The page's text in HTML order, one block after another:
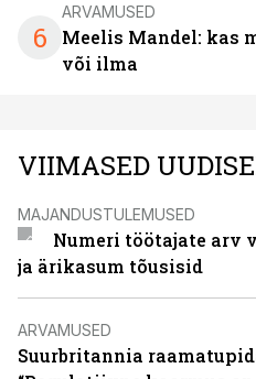
6
ARVAMUSED
Meelis Mandel: kas
või ilma
VIIMASED
MAJANDUSTULEMUSED
Numeri töötajate arv
ja ärikasum tõusisid
ARVAMUSED
Suurbritannia